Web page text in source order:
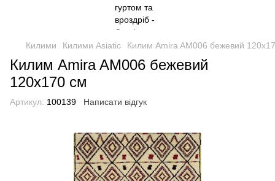
Килими Килими Asiatic Килим Amira AM006 бежевий
Килим Amira AM006 бежевий
120х170 см
Артикул: 100139 Написати відгук